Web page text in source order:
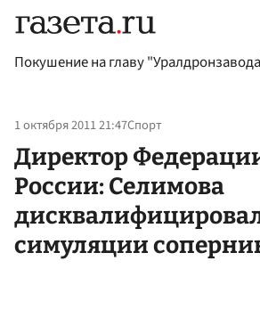
Покушение на главу
1 октября 2011 21:47Спорт
Директор
России: Селимова
симуляции